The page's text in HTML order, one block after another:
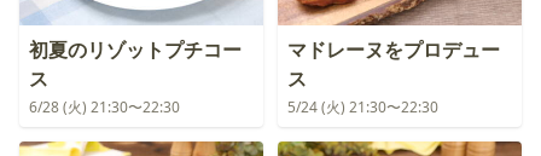
初夏のリゾットプチコー
ス
6/28 (火) 21:30〜22:30
マドレーヌをプロデュー
ス
5/24 (火) 21:30〜22:30